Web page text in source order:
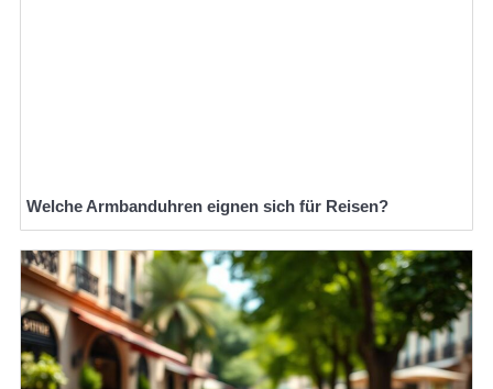
Welche Armbanduhren eignen sich für Reisen?